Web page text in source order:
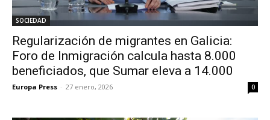
SOCIEDAD
Regularización de migrantes en Galicia:
Foro de Inmigración calcula hasta 8.000
beneficiados, que Sumar eleva a 14.000
Europa Press - 27 enero, 2026 0